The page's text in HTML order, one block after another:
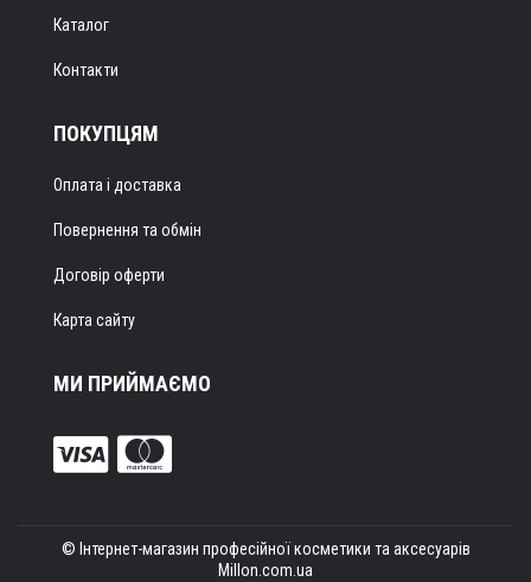
Каталог
Контакти
ПОКУПЦЯМ
Оплата і доставка
Повернення та обмін
Договір оферти
Карта сайту
МИ ПРИЙМАЄМО
© Інтернет-магазин професійної косметики та аксесуарів
Millon.com.ua